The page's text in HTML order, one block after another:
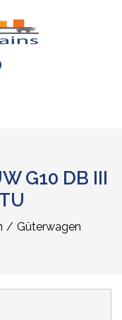
G10 DB III
Güterwagen